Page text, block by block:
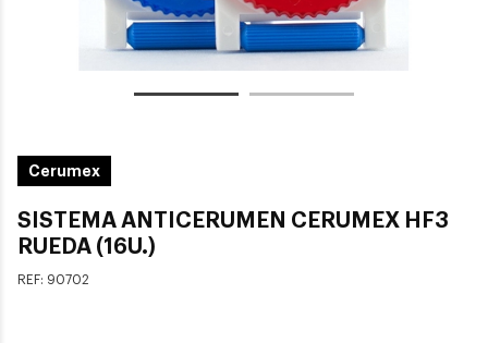
Cerumex
SISTEMA ANTICERUMEN CERUMEX HF3
RUEDA (16U.)
REF: 90702